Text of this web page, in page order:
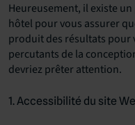
Heureusement, il existe
hôtel pour vous assurer
produit des résultats pour
percutants de la
devriez prêter attention.
1. Accessibilité du site